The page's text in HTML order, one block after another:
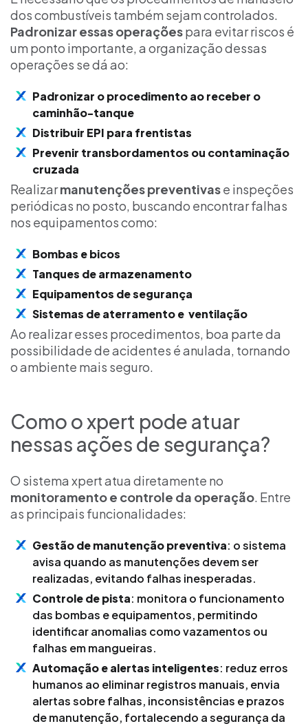
dos combustíveis também sejam controlados.
Padronizar essas operaçõespara evitar riscos é
um ponto importante, a organização dessas
operações se dá ao:
Padronizar o procedimento ao receber o
caminhão-tanque
Distribuir EPI para frentistas
Prevenir transbordamentos ou contaminação
cruzada
Realizarmanutenções preventivase inspeções
periódicas no posto, buscando encontrar falhas
nos equipamentos como:
Bombas e bicos
Tanques de armazenamento
Equipamentos de segurança
Sistemas de aterramento e ventilação
Ao realizar esses procedimentos, boa parte da
possibilidade de acidentes é anulada, tornando
o ambiente mais seguro.
Como o xpert pode atuar
nessas ações de segurança?
O sistema xpert atua diretamente no
monitoramento e controle da operação . Entre
as principais funcionalidades:
Gestão de manutenção preventiva: o sistema
avisa quando as manutenções devem ser
realizadas, evitando falhas inesperadas.
Controle de pista: monitora o funcionamento
das bombas e equipamentos, permitindo
identificar anomalias como vazamentos ou
falhas em mangueiras.
Automação e alertas inteligentes: reduz erros
humanos ao eliminar registros manuais, envia
alertas sobre falhas, inconsistências e prazos
de manutenção, fortalecendo a segurança da